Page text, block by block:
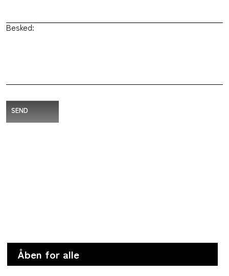
Besked:
SEND
Åben for alle